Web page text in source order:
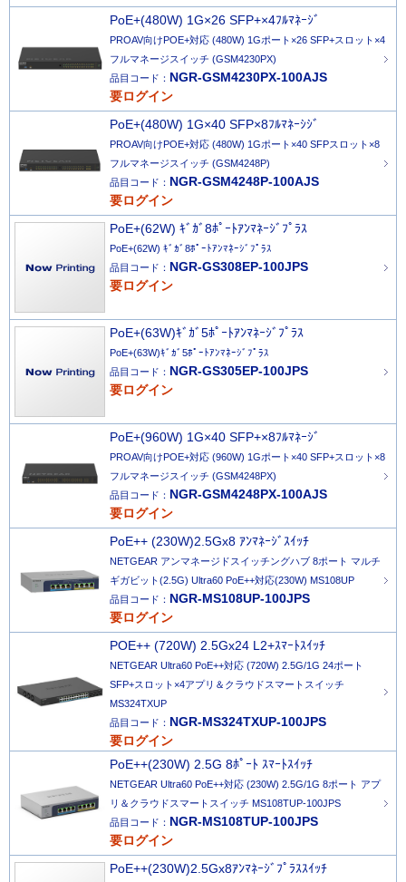
PoE+(480W) 1G×26 SFP+×4ﾌﾙﾏﾈｰｼﾞ
PROAV向けPOE+対応 (480W) 1Gポート×26 SFP+スロット×4
フルマネージスイッチ (GSM4230PX)
品目コード： NGR-GSM4230PX-100AJS
要ログイン
PoE+(480W) 1G×40 SFP×8ﾌﾙﾏﾈｰｼｼﾞ
PROAV向けPOE+対応 (480W) 1Gポート×40 SFPスロット×8
フルマネージスイッチ (GSM4248P)
品目コード： NGR-GSM4248P-100AJS
要ログイン
PoE+(62W) ｷﾞｶﾞ8ﾎﾟｰﾄｱﾝﾏﾈｰｼﾞﾌﾟﾗｽ
PoE+(62W) ｷﾞｶﾞ8ﾎﾟｰﾄｱﾝﾏﾈｰｼﾞﾌﾟﾗｽ
品目コード： NGR-GS308EP-100JPS
要ログイン
PoE+(63W)ｷﾞｶﾞ5ﾎﾟｰﾄｱﾝﾏﾈｰｼﾞﾌﾟﾗｽ
PoE+(63W)ｷﾞｶﾞ5ﾎﾟｰﾄｱﾝﾏﾈｰｼﾞﾌﾟﾗｽ
品目コード： NGR-GS305EP-100JPS
要ログイン
PoE+(960W) 1G×40 SFP+×8ﾌﾙﾏﾈｰｼﾞ
PROAV向けPOE+対応 (960W) 1Gポート×40 SFP+スロット×8
フルマネージスイッチ (GSM4248PX)
品目コード： NGR-GSM4248PX-100AJS
要ログイン
PoE++ (230W)2.5Gx8 ｱﾝﾏﾈｰｼﾞｽｲｯﾁ
NETGEAR アンマネージドスイッチングハブ 8ポート マルチ
ギガビット(2.5G) Ultra60 PoE++対応(230W) MS108UP
品目コード： NGR-MS108UP-100JPS
要ログイン
POE++ (720W) 2.5Gx24 L2+ｽﾏｰﾄｽｲｯﾁ
NETGEAR Ultra60 PoE++対応 (720W) 2.5G/1G 24ポート
SFP+スロット×4アプリ＆クラウドスマートスイッチ
MS324TXUP
品目コード： NGR-MS324TXUP-100JPS
要ログイン
PoE++(230W) 2.5G 8ﾎﾟｰﾄ ｽﾏｰﾄｽｲｯﾁ
NETGEAR Ultra60 PoE++対応 (230W) 2.5G/1G 8ポート アプ
リ＆クラウドスマートスイッチ MS108TUP-100JPS
品目コード： NGR-MS108TUP-100JPS
要ログイン
PoE++(230W)2.5Gx8ｱﾝﾏﾈｰｼﾞﾌﾟﾗｽｽｲｯﾁ